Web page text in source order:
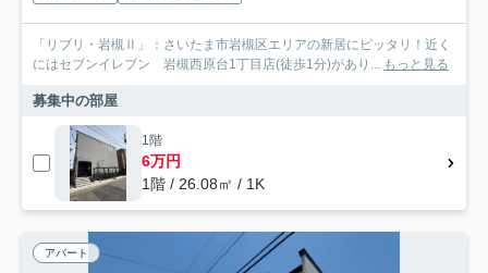
「リブリ・岩槻Ⅱ」：さいたま市岩槻区エリアの新居にピッタリ！近く
にはセブンイレブン 岩槻西原台1丁目店(徒歩1分)があり... もっと見る
募集中の部屋
1階
6万円
1階 / 26.08㎡ / 1K
アパート